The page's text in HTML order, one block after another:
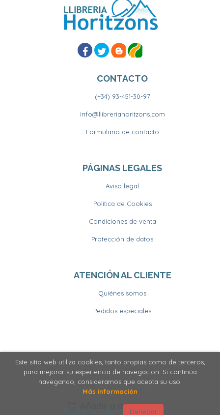
Añadir a mi cesta
CONTACTO
(+34) 93-451-30-97
info@llibreriahoritzons.com
Formulario de contacto
PÁGINAS LEGALES
Aviso legal
Política de Cookies
Condiciones de venta
Protección de datos
ATENCIÓN AL CLIENTE
Quiénes somos
Pedidos especiales
2026 © Llibrería Horitzons . Todos los Derechos
Reservados
Este sitio web utiliza cookies, tanto propias como de terceros,
para mejorar su experiencia de navegación. Si continúa
navegando, consideramos que acepta su uso.
Más información
Aceptar cookies Denegar